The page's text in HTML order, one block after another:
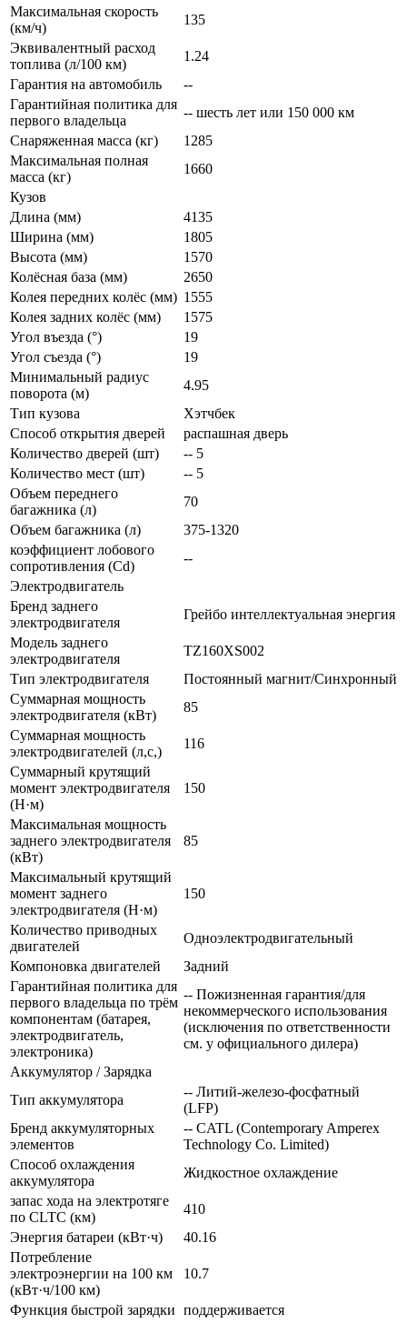
Максимальная скорость
(км/ч)
135
Эквивалентный расход
топлива (л/100 км)
1.24
Гарантия на автомобиль
--
Гарантийная политика для
первого владельца
-- шесть лет или 150 000 км
Снаряженная масса (кг)
1285
Максимальная полная
масса (кг)
1660
Кузов
Длина (мм)
4135
Ширина (мм)
1805
Высота (мм)
1570
Колёсная база (мм)
2650
Колея передних колёс (мм) 1555
Колея задних колёс (мм)
1575
Угол въезда (°)
19
Угол съезда (°)
19
Минимальный радиус
поворота (м)
4.95
Тип кузова
Хэтчбек
Способ открытия дверей
распашная дверь
Количество дверей (шт)
-- 5
Количество мест (шт)
-- 5
Объем переднего
багажника (л)
70
Объем багажника (л)
375-1320
коэффициент лобового
сопротивления (Cd)
--
Электродвигатель
Бренд заднего
электродвигателя
Грейбо интеллектуальная энергия
Модель заднего
электродвигателя
TZ160XS002
Тип электродвигателя
Постоянный магнит/Синхронный
Суммарная мощность
электродвигателя (кВт)
85
Суммарная мощность
электродвигателей (л,с,)
116
Суммарный крутящий
момент электродвигателя
(Н·м)
150
Максимальная мощность
заднего электродвигателя
(кВт)
85
Максимальный крутящий
момент заднего
электродвигателя (Н·м)
150
Количество приводных
двигателей
Одноэлектродвигательный
Компоновка двигателей
Задний
Гарантийная политика для
первого владельца по трём
компонентам (батарея,
электродвигатель,
электроника)
-- Пожизненная гарантия/для
некоммерческого использования
(исключения по ответственности
см. у официального дилера)
Аккумулятор / Зарядка
Тип аккумулятора
-- Литий-железо-фосфатный
(LFP)
Бренд аккумуляторных
элементов
-- CATL (Contemporary Amperex
Technology Co. Limited)
Способ охлаждения
аккумулятора
Жидкостное охлаждение
запас хода на электротяге
по CLTC (км)
410
Энергия батареи (кВт·ч)
40.16
Потребление
электроэнергии на 100 км
(кВт·ч/100 км)
10.7
Функция быстрой зарядки поддерживается